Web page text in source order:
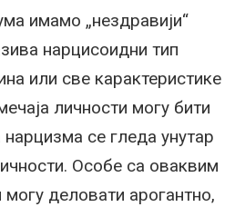
имамо „нездравији“
нарцисоидни тип
или све карактеристике
личности могу бити
се гледа унутар
Особе са оваквим
деловати арогантно,